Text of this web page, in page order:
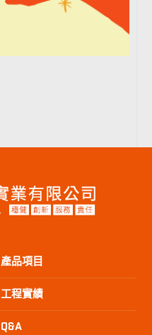
產品項目
工程實績
Q&A